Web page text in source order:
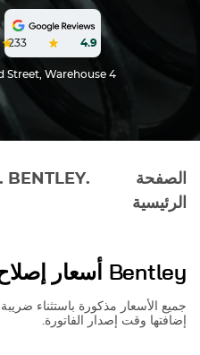
4.9
233
Street, Warehouse 4
الصفحة
الرئيسية
.
BENTLEY
.
Bentley أسعار
إضافتها وقت إصدار الفاتورة.